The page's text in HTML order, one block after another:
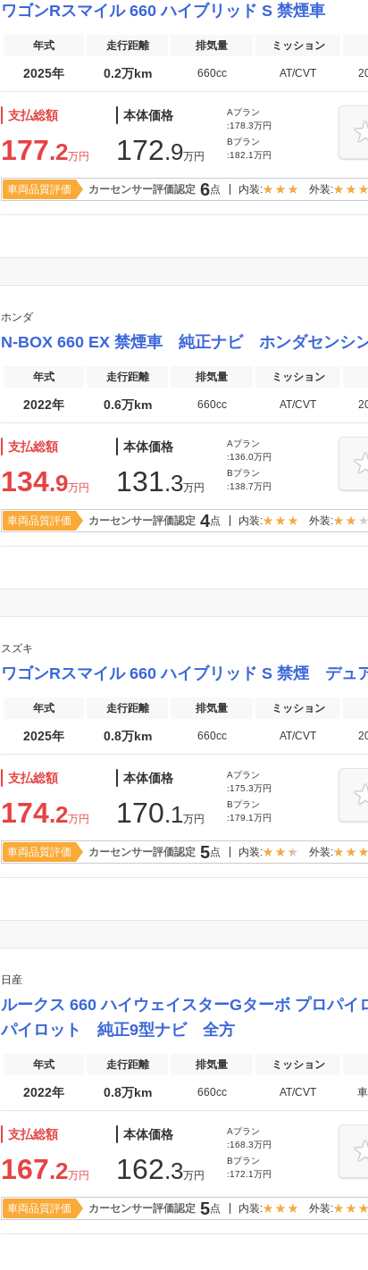
ワゴンRスマイル 660 ハイブリッド S 禁煙車
年式 走行距離 排気量 ミッション
2025年 0.2万km 660cc AT/CVT
支払総額
177.2万円
本体価格
172.9万円
Aプラン
:178.3万円
Bプラン
:182.1万円
車両品質評価 カーセンサー評価認定 6点 内装: 外装:
ホンダ
N-BOX 660 EX 禁煙車 純正ナビ ホンダセンシ
年式 走行距離 排気量 ミッション
2022年 0.6万km 660cc AT/CVT
支払総額
134.9万円
本体価格
131.3万円
Aプラン
:136.0万円
Bプラン
:138.7万円
車両品質評価 カーセンサー評価認定 4点 内装: 外装:
スズキ
ワゴンRスマイル 660 ハイブリッド S 禁煙 デュ
年式 走行距離 排気量 ミッション
2025年 0.8万km 660cc AT/CVT
支払総額
174.2万円
本体価格
170.1万円
Aプラン
:175.3万円
Bプラン
:179.1万円
車両品質評価 カーセンサー評価認定 5点 内装: 外装:
日産
ルークス 660 ハイウェイスターGターボ プロパ
パイロット 純正9型ナビ 全方
年式 走行距離 排気量 ミッション
2022年 0.8万km 660cc AT/CVT
支払総額
167.2万円
本体価格
162.3万円
Aプラン
:168.3万円
Bプラン
:172.1万円
車両品質評価 カーセンサー評価認定 5点 内装: 外装: